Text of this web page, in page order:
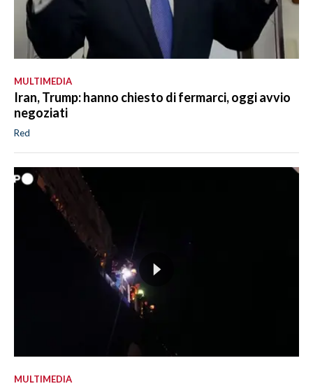
MULTIMEDIA
Iran, Trump: hanno chiesto di fermarci, oggi avvio
negoziati
Red
MULTIMEDIA